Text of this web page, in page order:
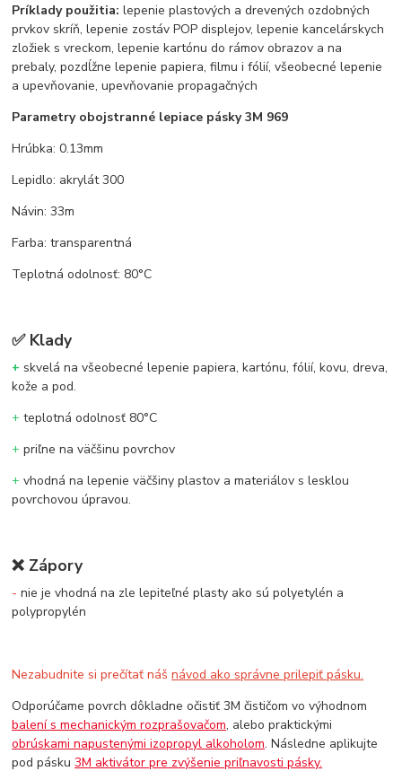
Príklady použitia: lepenie plastových a drevených ozdobných
prvkov skríň, lepenie zostáv POP displejov, lepenie kancelárskych
zložiek s vreckom, lepenie kartónu do rámov obrazov a na
prebaly, pozdĺžne lepenie papiera, filmu i fólií, všeobecné lepenie
a upevňovanie, upevňovanie propagačných
Parametry obojstranné lepiace pásky 3M 969
Hrúbka: 0.13mm
Lepidlo: akrylát 300
Návin: 33m
Farba: transparentná
Teplotná odolnosť: 80°C
✅ Klady
+ skvelá na všeobecné lepenie papiera, kartónu, fólií, kovu, dreva,
kože a pod.
+ teplotná odolnosť 80°C
+ priľne na väčšinu povrchov
+ vhodná na lepenie väčšiny plastov a materiálov s lesklou
povrchovou úpravou.
❌ Zápory
- nie je vhodná na zle lepiteľné plasty ako sú polyetylén a
polypropylén
Nezabudnite si prečítať nášnávod ako správne prilepiť pásku.
Odporúčame povrch dôkladne očistiť 3M čističom vo výhodnom
balení s mechanickým rozprašovačom, alebo praktickými
obrúskami napustenými izopropyl alkoholom. Následne aplikujte
pod pásku3M aktivátor pre zvýšenie priľnavosti pásky.